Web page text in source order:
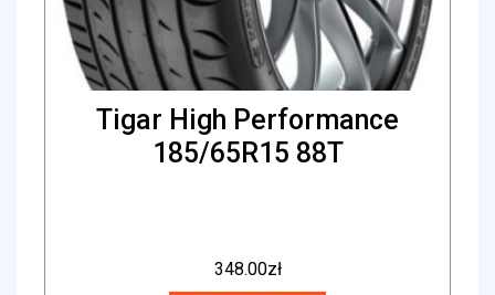
Tigar High Performance
185/65R15 88T
348.00zł